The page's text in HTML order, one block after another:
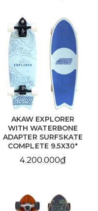
AKAW EXPLORER
WITH WATERBONE
ADAPTER SURFSKATE
COMPLETE 9.5X30"
4.200.000₫